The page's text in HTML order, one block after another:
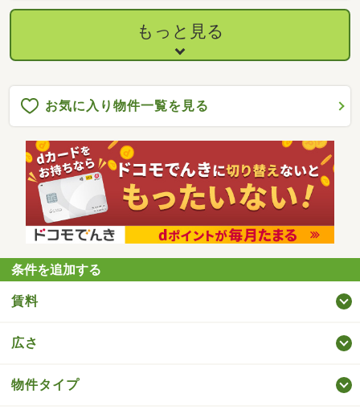
もっと見る
お気に入り物件一覧を見る
条件を追加する
賃料
広さ
物件タイプ